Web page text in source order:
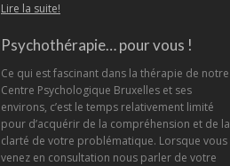
Lire la suite!
Psychothérapie… pour vous !
Ce qui est fascinant dans la thérapie de notre
Centre Psychologique Bruxelles et ses
environs, c’est le temps relativement limité
pour d’acquérir de la compréhension et de la
clarté de votre problématique. Lorsque vous
venez en consultation nous parler de votre